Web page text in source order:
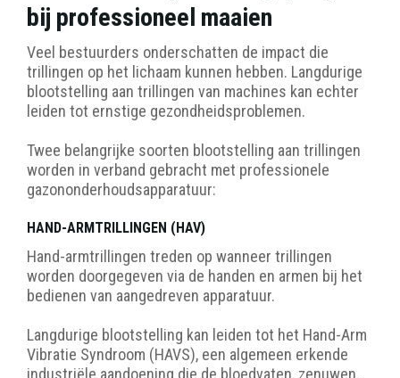
bij professioneel maaien
Veel bestuurders onderschatten de impact die
trillingen op het lichaam kunnen hebben. Langdurige
blootstelling aan trillingen van machines kan echter
leiden tot ernstige gezondheidsproblemen.
Twee belangrijke soorten blootstelling aan trillingen
worden in verband gebracht met professionele
gazononderhoudsapparatuur:
HAND-ARMTRILLINGEN (HAV)
Hand-armtrillingen treden op wanneer trillingen
worden doorgegeven via de handen en armen bij het
bedienen van aangedreven apparatuur.
Langdurige blootstelling kan leiden tot het Hand-Arm
Vibratie Syndroom (HAVS), een algemeen erkende
industriële aandoening die de bloedvaten, zenuwen,